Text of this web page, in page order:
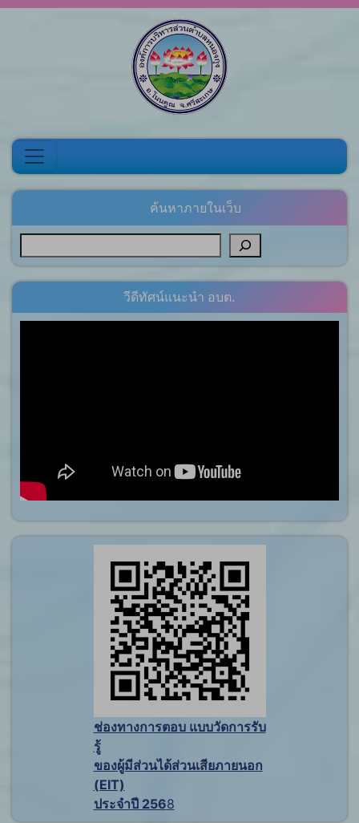
ค้นหาภายในเว็บ
วีดีทัศน์แนะนำ อบต.
ช่องทางการตอบ แบบวัดการรับ
รู้
ของผู้มีส่วนได้ส่วนเสียภายนอก
(EIT)
ประจำปี 2568